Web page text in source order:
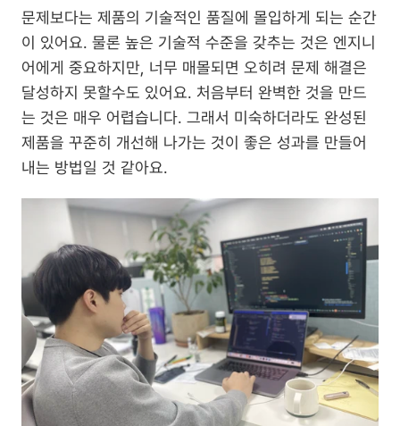
문제보다는 제품의 기술적인 품질에 몰입하게 되는 순간
이 있어요. 물론 높은 기술적 수준을 갖추는 것은 엔지니
어에게 중요하지만, 너무 매몰되면 오히려 문제 해결은
달성하지 못할수도 있어요. 처음부터 완벽한 것을 만드
는 것은 매우 어렵습니다. 그래서 미숙하더라도 완성된
제품을 꾸준히 개선해 나가는 것이 좋은 성과를 만들어
내는 방법일 것 같아요.